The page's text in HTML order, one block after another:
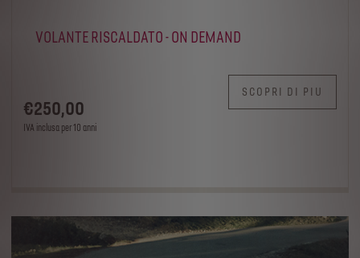
VOLANTE RISCALDATO - ON DEMAND
€250,00
IVA inclusa per 10 anni
SCOPRI DI PIU